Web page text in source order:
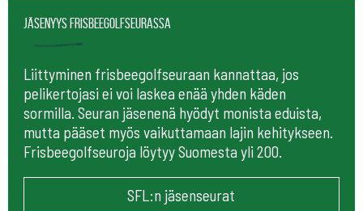
Jäsenyys frisbeegolfseurassa
Liittyminen frisbeegolfseuraan kannattaa, jos
pelikertojasi ei voi laskea enää yhden käden
sormilla. Seuran jäsenenä hyödyt monista eduista,
mutta pääset myös vaikuttamaan lajin kehitykseen.
Frisbeegolfseuroja löytyy Suomesta yli 200.
SFL:n jäsenseurat